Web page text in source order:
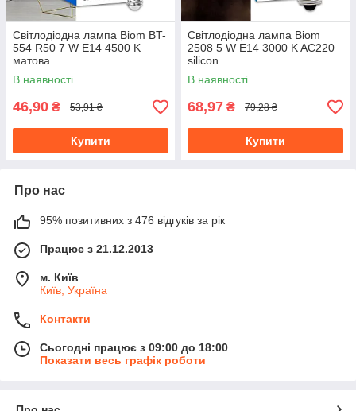
Світлодіодна лампа Biom BT-
554 R50 7 W E14 4500 K
матова
В наявності
46,90 ₴ 53,91 ₴
Купити
Світлодіодна лампа Biom
2508 5 W E14 3000 K AC220
silicon
В наявності
68,97 ₴ 79,28 ₴
Купити
Про нас
95% позитивних з 476 відгуків за рік
Працює з 21.12.2013
м. Київ
Київ, Україна
Контакти
Сьогодні працює з 09:00 до 18:00
Показати весь графік роботи